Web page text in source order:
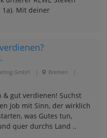
1a). Mit deiner
GmbH Bremen
& gut verdienen! Suchst
Job mit Sinn, der wirklich
was Gutes tun,
quer durchs Land ..